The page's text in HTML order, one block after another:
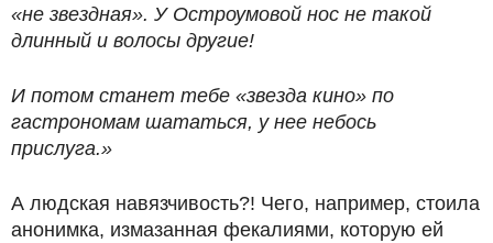
«не звездная». У Остроумовой нос не такой
длинный и волосы другие!
И потом станет тебе «звезда кино» по
гастрономам шататься, у нее небось
прислуга.»
А людская навязчивость?! Чего, например, стоила
анонимка, измазанная фекалиями, которую ей